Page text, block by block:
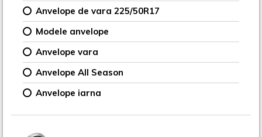
Anvelope de vara 225/50R17
Modele anvelope
Anvelope vara
Anvelope All Season
Anvelope iarna